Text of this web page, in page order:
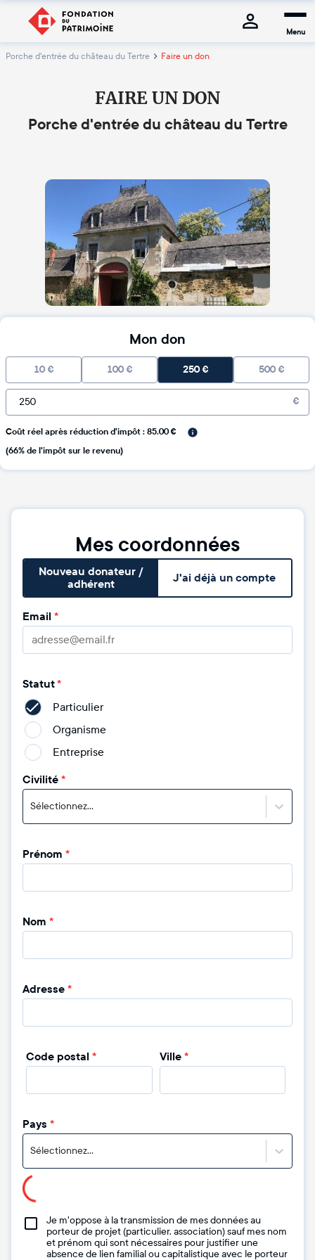
Menu
Porche d'entrée du château du Tertre Faire un don
FAIRE UN DON
Porche d'entrée du château du Tertre
Mon don
10 € 100 € 250€ 500 €
€
Coût réel après réduction d'impôt : 85.00 €
(66% de l'impôt sur le revenu)
Mes coordonnées
Nouveau donateur /
adhérent
J'ai déjà un compte
Email *
Statut*
Particulier
Organisme
Entreprise
Civilité*
Sélectionnez...
Prénom *
Nom *
Adresse*
Code postal * Ville *
Pays *
Sélectionnez...
Je m'oppose à la transmission de mes données au
porteur de projet (particulier, association) sauf mes nom
et prénom qui sont nécessaires pour justifier une
absence de lien familial ou capitalistique avec le porteur